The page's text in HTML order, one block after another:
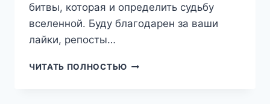
битвы, которая и определить судьбу
вселенной. Буду благодарен за ваши
лайки, репосты…
ЧИТАТЬ ПОЛНОСТЬЮ ЭРА